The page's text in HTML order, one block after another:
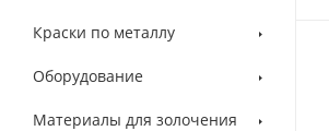
Краски по металлу
Оборудование
Материалы для золочения